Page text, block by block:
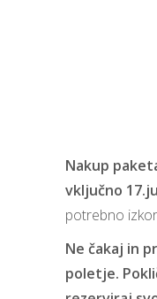
Nakup
vključno
potrebno
Ne čakaj in
poletje.